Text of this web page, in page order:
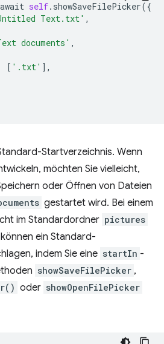
await self. showSaveFilePicker({
Text.txt' ,
documents' ,
[ '.txt' ],
Startverzeichnis. Wenn
möchten Sie vielleicht,
oder Öffnen von Dateien
gestartet wird. Bei einem
im Standardordner pictures
ein Standard-
indem Sie eine startIn -
showSaveFilePicker ,
oder showOpenFilePicker